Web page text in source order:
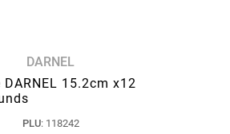
DARNEL
15.2cm x12
PLU: 118242